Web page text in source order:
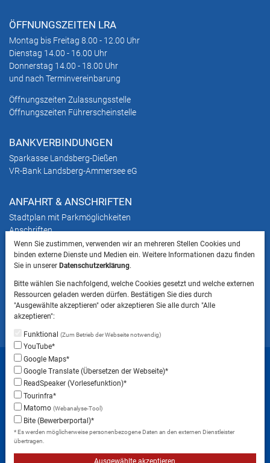
ÖFFNUNGSZEITEN LRA
Montag bis Freitag 8.00 - 12.00 Uhr
Dienstag 14.00 - 16.00 Uhr
Donnerstag 14.00 - 18.00 Uhr
und nach Terminvereinbarung
Öffnungszeiten Zulassungsstelle
Öffnungszeiten Führerscheinstelle
BANKVERBINDUNGEN
Sparkasse Landsberg-Dießen
VR-Bank Landsberg-Ammersee eG
ANFAHRT & ANSCHRIFTEN
Stadtplan mit Parkmöglichkeiten
Anschriften
HINWEIS
ins Landratsamt Landsberg am Lech NICHT
gestattet ist.
Startseite Sitemap
Datenschutzeinstellungen
Erklärung zur Barrierefreiheit
Instagram
Facebook
Wenn Sie zustimmen, verwenden wir an mehreren Stellen Cookies und
binden externe Dienste und Medien ein. Weitere Informationen dazu finden
Sie in unsererDatenschutzerklärung.
Bitte wählen Sie nachfolgend, welche Cookies gesetzt und welche externen
Ressourcen geladen werden dürfen. Bestätigen Sie dies durch
"Ausgewählte akzeptieren" oder akzeptieren Sie alle durch "Alle
akzeptieren":
Funktional(Zum Betrieb der Webseite notwendig)
YouTube*
Google Maps*
Google Translate (Übersetzen der Webseite)*
ReadSpeaker (Vorlesefunktion)*
Tourinfra*
Matomo(Webanalyse-Tool)
Bite (Bewerberportal)*
* Es werden möglicherweise personenbezogene Daten an den externen Dienstleister
übertragen.
Ausgewählte akzeptieren